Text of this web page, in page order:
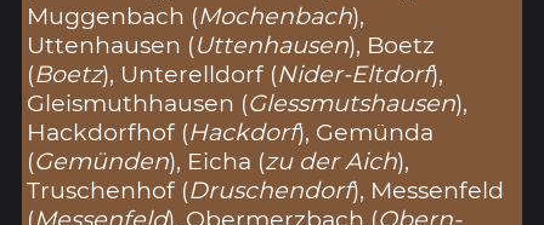
Muggenbach (Mochenbach),
Uttenhausen (Uttenhausen), Boetz
(Boetz), Unterelldorf (Nider-Eltdorf),
Gleismuthhausen (Glessmutshausen),
Hackdorfhof (Hackdorf), Gemünda
(Gemünden), Eicha (zu der Aich),
Truschenhof (Druschendorf), Messenfeld
(Messenfeld), Obermerzbach (Obern-